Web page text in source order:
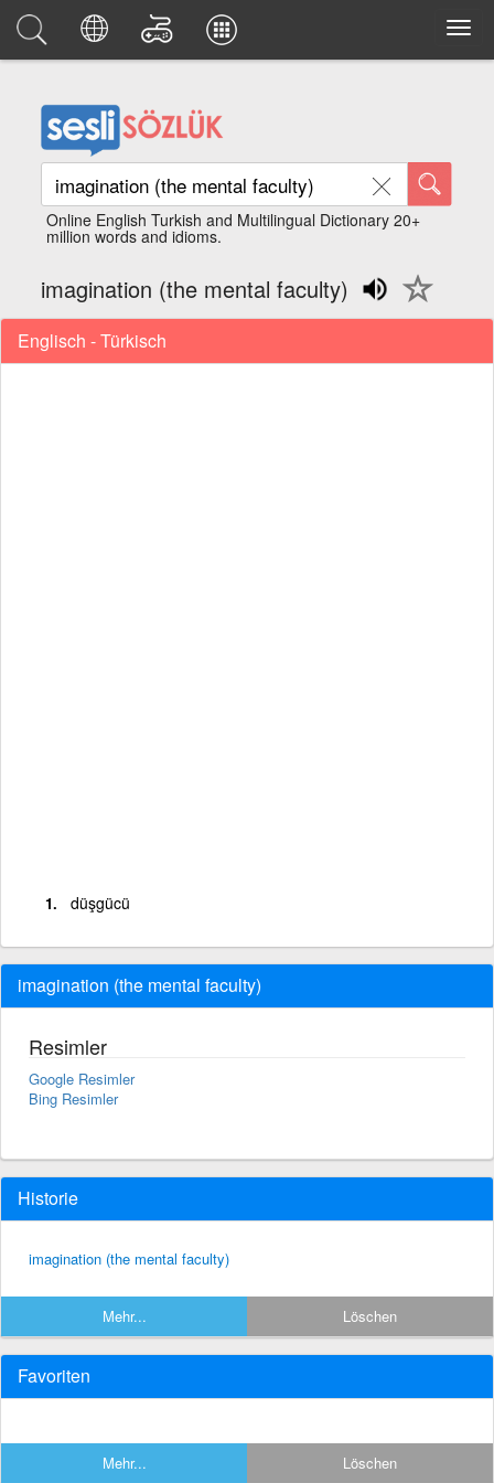
Online English Turkish and Multilingual Dictionary 20+
million words and idioms.
imagination (the mental faculty)
Englisch - Türkisch
düşgücü
imagination (the mental faculty)
Resimler
Google Resimler
Bing Resimler
Historie
imagination (the mental faculty)
Mehr... Löschen
Favoriten
Mehr... Löschen